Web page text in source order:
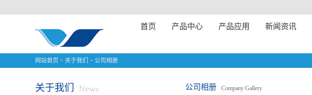
首页 产品中心 产品应用 新闻资讯
网站首页 > 关于我们 > 公司相册
关于我们 News 公司相册 Company Gallery